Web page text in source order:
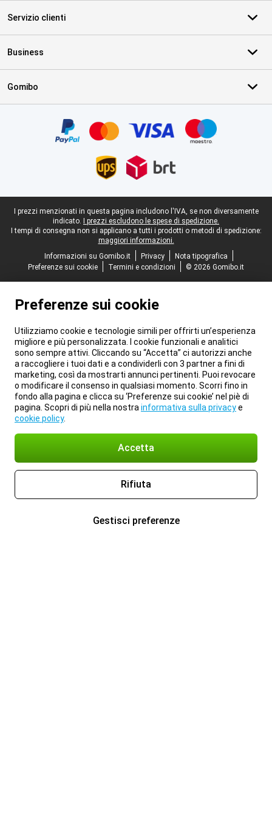
Servizio clienti
Business
Gomibo
Piè di pagina legale
I prezzi menzionati in questa pagina includono l'IVA, se non diversamente
indicato. I prezzi escludono le spese di spedizione.
I tempi di consegna non si applicano a tutti i prodotti o metodi di spedizione:
maggiori informazioni.
Informazioni su Gomibo.it
Privacy
Nota tipografica
Preferenze sui cookie
Termini e condizioni © 2026 Gomibo.it
Preferenze sui cookie
Utilizziamo cookie e tecnologie simili per offrirti un’esperienza
migliore e più personalizzata. I cookie funzionali e analitici
sono sempre attivi. Cliccando su “Accetta” ci autorizzi anche
a raccogliere i tuoi dati e a condividerli con 3 partner a fini di
marketing, così da mostrarti annunci pertinenti. Puoi revocare
o modificare il consenso in qualsiasi momento. Scorri fino in
fondo alla pagina e clicca su ‘Preferenze sui cookie’ nel piè di
pagina. Scopri di più nella nostra informativa sulla privacye
cookie policy.
Accetta
Rifiuta
Gestisci preferenze